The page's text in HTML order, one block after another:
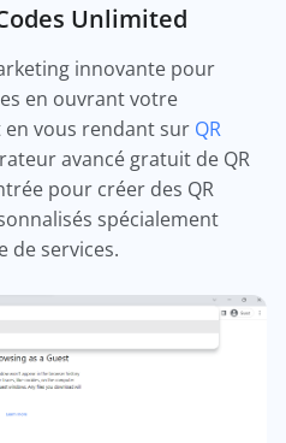
Unlimited
innovante pour
en ouvrant votre
vous rendant sur QR
avancé gratuit de QR
pour créer des QR
spécialement
de services.